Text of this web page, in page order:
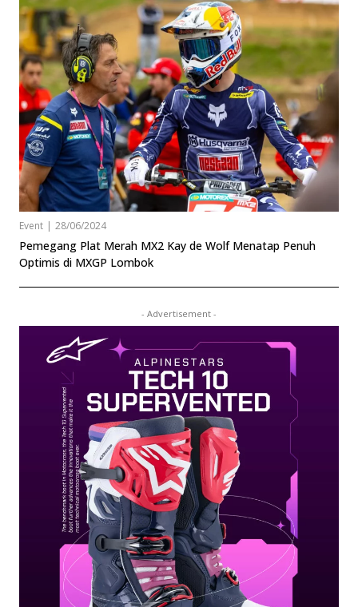
Event | 28/06/2024
Pemegang Plat Merah MX2 Kay de Wolf Menatap Penuh
Optimis di MXGP Lombok
- Advertisement -